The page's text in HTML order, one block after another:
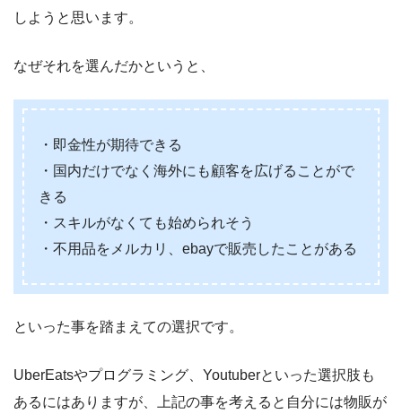
しようと思います。
なぜそれを選んだかというと、
・即金性が期待できる
・国内だけでなく海外にも顧客を広げることがで
きる
・スキルがなくても始められそう
・不用品をメルカリ、ebayで販売したことがある
といった事を踏まえての選択です。
UberEatsやプログラミング、Youtuberといった選択肢も
あるにはありますが、上記の事を考えると自分には物販が